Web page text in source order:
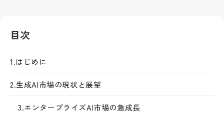
目次
1.はじめに
2.生成AI市場の現状と展望
3.エンタープライズAI市場の急成長